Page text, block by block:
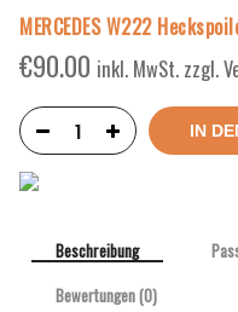
MERCEDES W222
€90.00 inkl. MwSt. zzgl.
IN
Beschreibung
Bewertungen (0)